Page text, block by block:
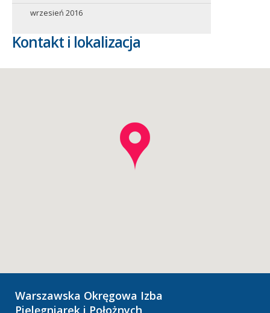
wrzesień 2016
Kontakt i lokalizacja
Warszawska Okręgowa Izba
Pielęgniarek i Położnych